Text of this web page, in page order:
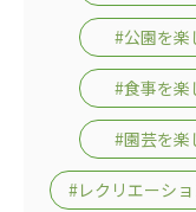
#公園を楽
#食事を楽
#園芸を楽
#レクリエーシ